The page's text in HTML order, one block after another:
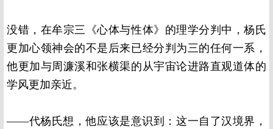
没错，在牟宗三《心体与性体》的理学分判中，杨氏
更加心领神会的不是后来已经分判为三的任何一系，
他更加与周濂溪和张横渠的从宇宙论进路直观道体的
学风更加亲近。
——代杨氏想，他应该是意识到：这一自了汉境界，